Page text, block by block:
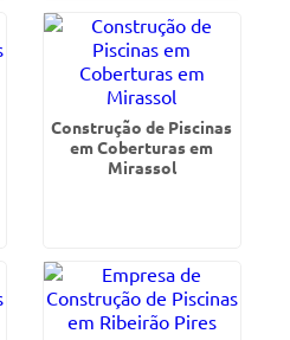
Construção de Piscinas
em Coberturas em
Mirassol